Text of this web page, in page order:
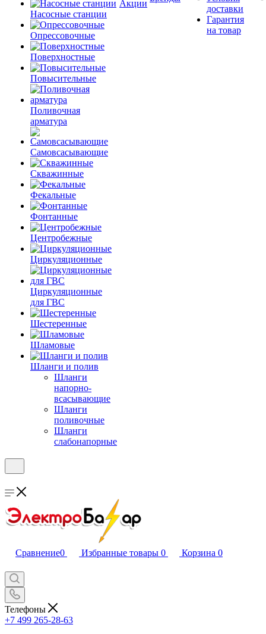
Насосные станции
Опрессовочные
Поверхностные
Повысительные
Поливочная
арматура
Самовсасывающие
Скважинные
Фекальные
Фонтанные
Центробежные
Циркуляционные
Циркуляционные
для ГВС
Шестеренные
Шламовые
Шланги и полив
Шланги
напорно-
всасывающие
Шланги
поливочные
Шланги
слабонапорные
Акции
доставки
Гарантия
на товар
Сравнение0 Избранные товары 0 Корзина 0
Телефоны
+7 499 265-28-63